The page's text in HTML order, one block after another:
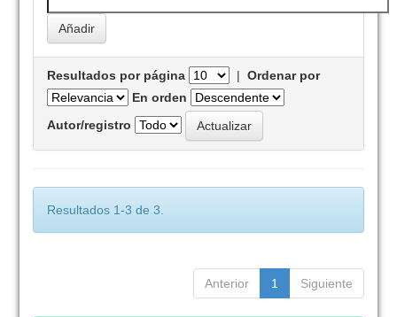
Resultados por página |Ordenar por
En orden
Autor/registro
Resultados 1-3 de 3.
Anterior 1 Siguiente